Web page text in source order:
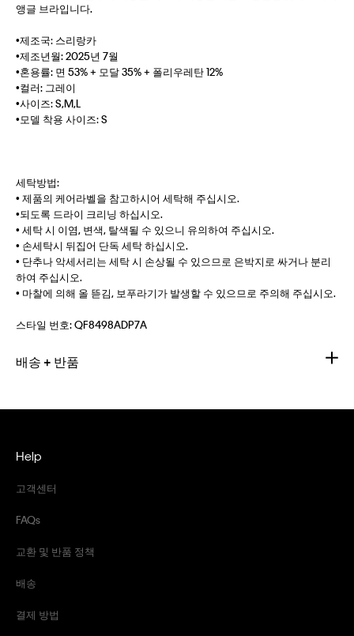
앵글 브라입니다.
•제조국: 스리랑카
•제조년월: 2025년 7월
•혼용률: 면 53% + 모달 35% + 폴리우레탄 12%
•컬러: 그레이
•사이즈: S,M,L
•모델 착용 사이즈: S
세탁방법:
• 제품의 케어라벨을 참고하시어 세탁해 주십시오.
•되도록 드라이 크리닝 하십시오.
• 세탁 시 이염, 변색, 탈색될 수 있으니 유의하여 주십시오.
• 손세탁시 뒤집어 단독 세탁 하십시오.
• 단추나 악세서리는 세탁 시 손상될 수 있으므로 은박지로 싸거나 분리
하여 주십시오.
• 마찰에 의해 올 뜯김, 보푸라기가 발생할 수 있으므로 주의해 주십시오.
스타일 번호:QF8498ADP7A
배송 + 반품
Help
고객센터
FAQs
교환 및 반품 정책
배송
결제 방법